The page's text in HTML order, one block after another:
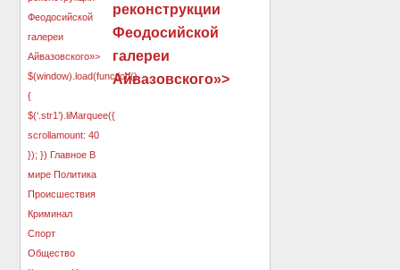
реконструкции
Феодосийской
галереи
Айвазовского»>